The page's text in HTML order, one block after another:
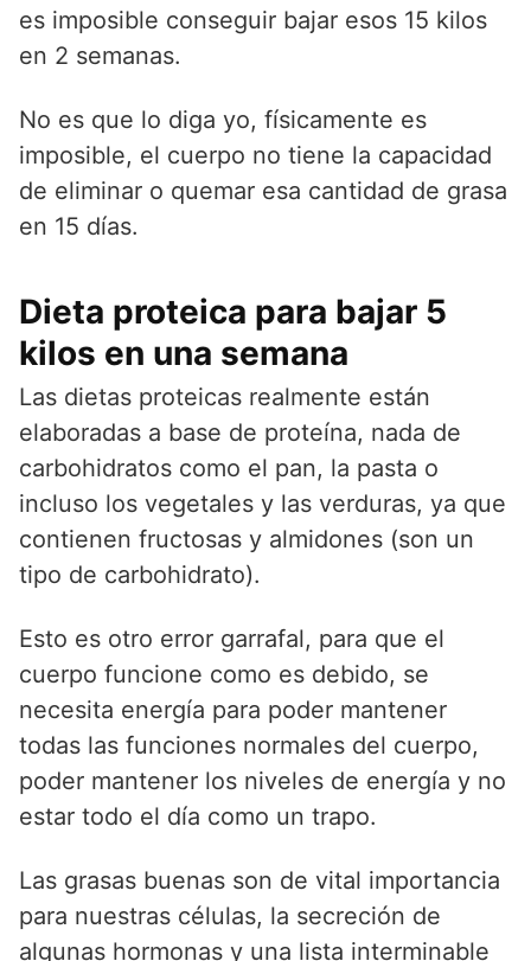
es imposible conseguir bajar esos 15 kilos
en 2 semanas.
No es que lo diga yo, físicamente es
imposible, el cuerpo no tiene la capacidad
de eliminar o quemar esa cantidad de grasa
en 15 días.
Dieta proteica para bajar 5
kilos en una semana
Las dietas proteicas realmente están
elaboradas a base de proteína, nada de
carbohidratos como el pan, la pasta o
incluso los vegetales y las verduras, ya que
contienen fructosas y almidones (son un
tipo de carbohidrato).
Esto es otro error garrafal, para que el
cuerpo funcione como es debido, se
necesita energía para poder mantener
todas las funciones normales del cuerpo,
poder mantener los niveles de energía y no
estar todo el día como un trapo.
Las grasas buenas son de vital importancia
para nuestras células, la secreción de
algunas hormonas y una lista interminable